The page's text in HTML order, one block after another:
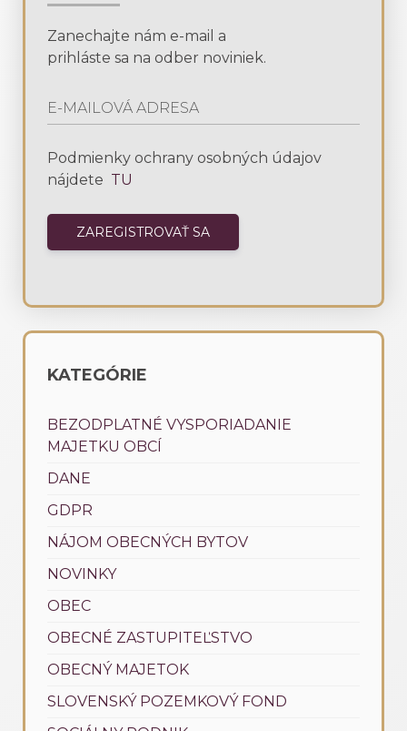
Zanechajte nám e-mail a
prihláste sa na odber noviniek.
Podmienky ochrany osobných údajov
nájdete TU
KATEGÓRIE
BEZODPLATNÉ VYSPORIADANIE
MAJETKU OBCÍ
DANE
GDPR
NÁJOM OBECNÝCH BYTOV
NOVINKY
OBEC
OBECNÉ ZASTUPITEĽSTVO
OBECNÝ MAJETOK
SLOVENSKÝ POZEMKOVÝ FOND